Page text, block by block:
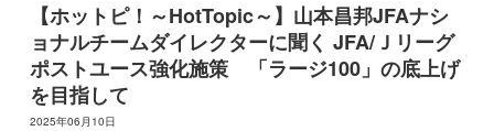
【ホットピ！～HotTopic～】山本昌邦JFAナシ
ョナルチームダイレクターに聞く JFA/Ｊリーグ
ポストユース強化施策 「ラージ100」の底上げ
を目指して
2025年06月10日